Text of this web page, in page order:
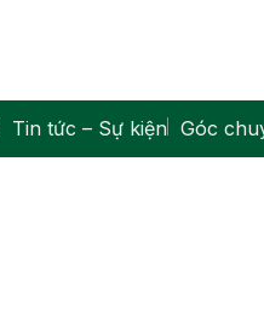
Tin tức – Sự kiện Góc